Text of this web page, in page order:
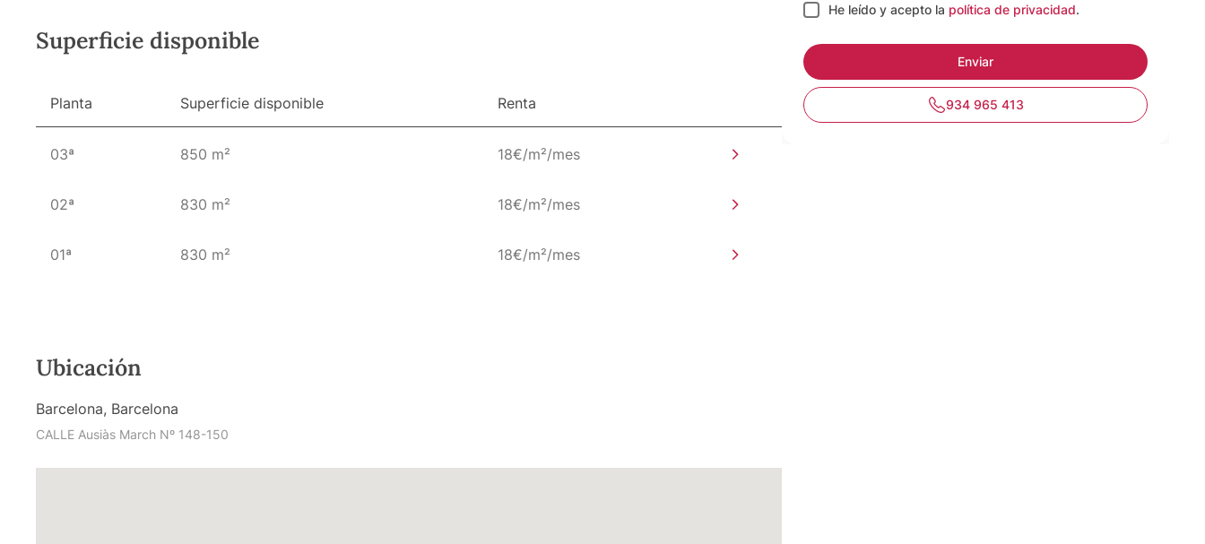
Superficie disponible
Planta Superficie disponible Renta
03ª 850 m² 18€/m²/mes
02ª 830 m² 18€/m²/mes
01ª 830 m² 18€/m²/mes
Ubicación
Barcelona, Barcelona
CALLE Ausiàs March Nº 148-150
He leído y acepto la política de privacidad.
934 965 413